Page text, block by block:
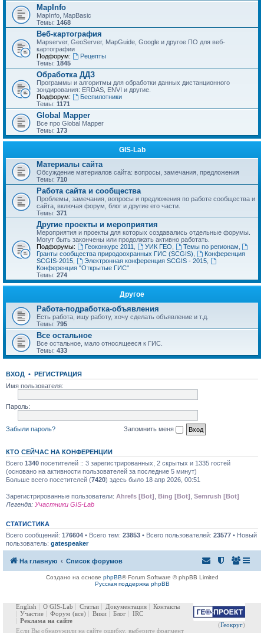
MapInfo
MapInfo, MapBasic
Темы: 1468
Веб-картография
Mapserver, GeoServer, MapGuide, Google и другое ПО для веб-
картографии
Подфорум:
Рецепты
Темы: 1845
Обработка ДДЗ
Программы и алгоритмы для обработки данных дистанционного
зондирования: ERDAS, ENVI и другие.
Подфорум:
Беспилотники
Темы: 1171
Global Mapper
Все про Global Mapper
Темы: 173
GIS-Lab
Материалы сайта
Обсуждение материалов сайта: вопросы, замечания, предложения
Темы: 710
Работа сайта и сообщества
Проблемы, замечания, вопросы и предложения по работе сообщества и
сайта, включая форум, блог и другие его части.
Темы: 371
Другие проекты и мероприятия
Мероприятия и проекты для которых создавались отдельные форумы.
Могут быть закончены или продолжать активно работать.
Подфорумы:
Геоконкурс 2011 УИК ГЕО Темы по регионам
Гранты сообщества природоохранных ГИС (SCGIS)
Конференция
SCGIS-2015
Электронная конференция SCGIS - 2015,
Конференция "Открытые ГИС"
Темы: 274
Другое
Работа-подработка-объявления
Есть работа, ищу работу, хочу сделать объявление и т.д.
Темы: 795
Все остальное
Все остальное, мало относящееся к ГИС.
Темы: 433
ВХОД • РЕГИСТРАЦИЯ
Имя пользователя:
Пароль:
Забыли пароль? Запомнить меня
КТО СЕЙЧАС НА КОНФЕРЕНЦИИ
Всего 1340 посетителей :: 3 зарегистрированных, 2 скрытых и 1335 гостей
(основано на активности пользователей за последние 5 минут)
Больше всего посетителей (7420) здесь было 18 апр 2026, 00:51
Зарегистрированные пользователи: Ahrefs [Bot] Bing [Bot] Semrush [Bot]
Легенда: Участники GIS-Lab
СТАТИСТИКА
Всего сообщений: 176604 • Всего тем: 23853 • Всего пользователей: 23577 • Новый
пользователь: gatespeaker
На главную Список форумов
Создано на основе phpBB® Forum Software © phpBB Limited
Русская поддержка phpBB
(Геокруг)
English О GIS-Lab Статьи Документация
Контакты
Участие
Форум (все) Вики Блог
IRC
Реклама на сайте
Если Вы обнаружили на сайте ошибку, выберите фрагмент